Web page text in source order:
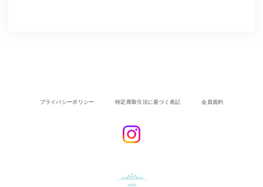
プライバシーポリシー 特定商取引法に基づく表記 会員規約